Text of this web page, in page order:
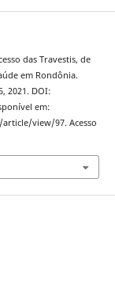
das Travestis, de
em Rondônia.
2021. DOI:
em:
view/97. Acesso